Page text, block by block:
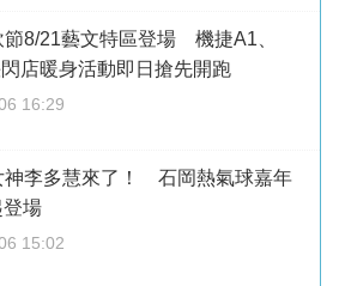
節8/21藝文特區登場 機捷A1、
店暖身活動即日搶先開跑
16:29
神李多慧來了！ 石岡熱氣球嘉年
場
15:02